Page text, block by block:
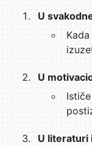
U
U
U literaturi